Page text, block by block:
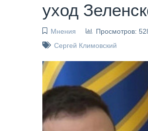
уход
Мнения Просмотров:
Сергей Климовский